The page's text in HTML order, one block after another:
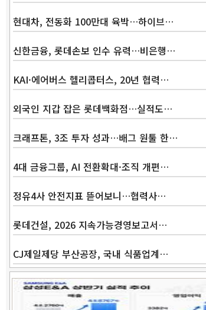
현대차, 전동화 100만대 육박…하이브…
신한금융, 롯데손보 인수 유력…비은행…
KAI·에어버스 헬리콥터스, 20년 협력…
외국인 지갑 잡은 롯데백화점…실적도…
크래프톤, 3조 투자 성과…배그 원툴 한…
4대 금융그룹, AI 전환확대·조직 개편…
정유4사 안전지표 뜯어보니…협력사…
롯데건설, 2026 지속가능경영보고서…
CJ제일제당 부산공장, 국내 식품업계…